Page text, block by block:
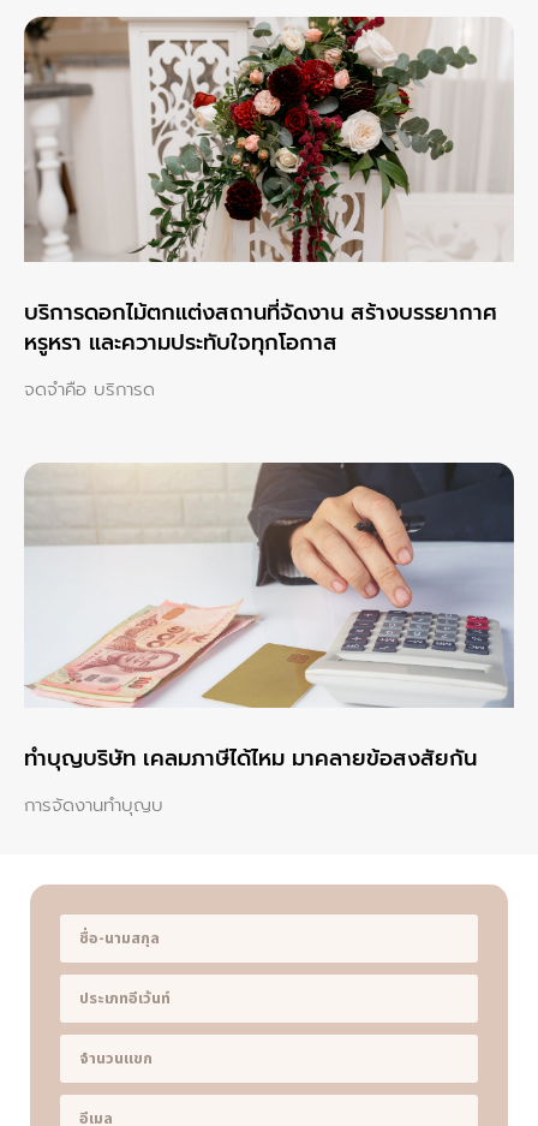
บริการดอกไม้ตกแต่งสถานที่จัดงาน สร้างบรรยากาศ
หรูหรา และความประทับใจทุกโอกาส
จดจำคือ บริการด
ทําบุญบริษัท เคลมภาษีได้ไหม มาคลายข้อสงสัยกัน
การจัดงานทำบุญบ